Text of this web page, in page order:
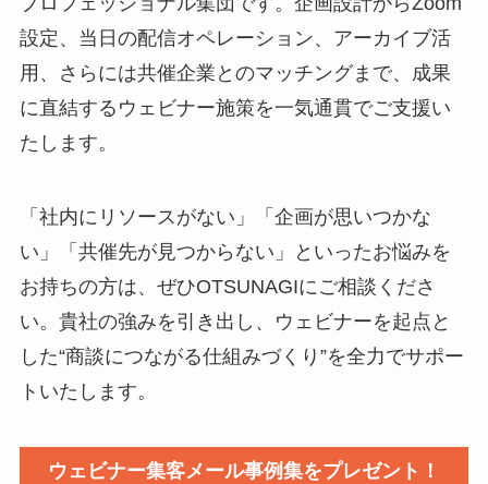
設定、当日の配信オペレーション、アーカイブ活
用、さらには共催企業とのマッチングまで、成果
に直結するウェビナー施策を一気通貫でご支援い
たします。
「社内にリソースがない」「企画が思いつかな
い」「共催先が見つからない」といったお悩みを
お持ちの方は、ぜひOTSUNAGIにご相談くださ
い。貴社の強みを引き出し、ウェビナーを起点と
した“商談につながる仕組みづくり”を全力でサポー
トいたします。
ウェビナー集客メール事例集をプレゼント！